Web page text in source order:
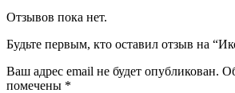
Отзывов пока нет.
Будьте первым, кто оставил отзыв на
Ваш адрес email не будет опубликован.
помечены *